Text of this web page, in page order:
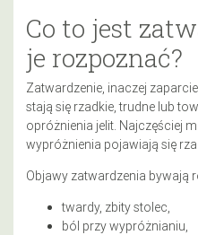
Co to jest
je rozpoznać?
Zatwardzenie, inaczej
stają się rzadkie, trudne lub
opróżnienia jelit. Najczęściej
wypróżnienia pojawiają się
Objawy zatwardzenia bywają
twardy, zbity stolec,
ból przy wypróżnianiu,